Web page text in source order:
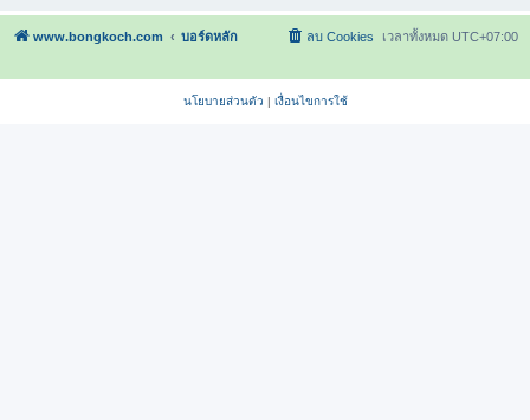
www.bongkoch.com บอร์ดหลัก เวลาทั้งหมด UTC+07:00
ลบ Cookies
นโยบายส่วนตัว | เงื่อนไขการใช้